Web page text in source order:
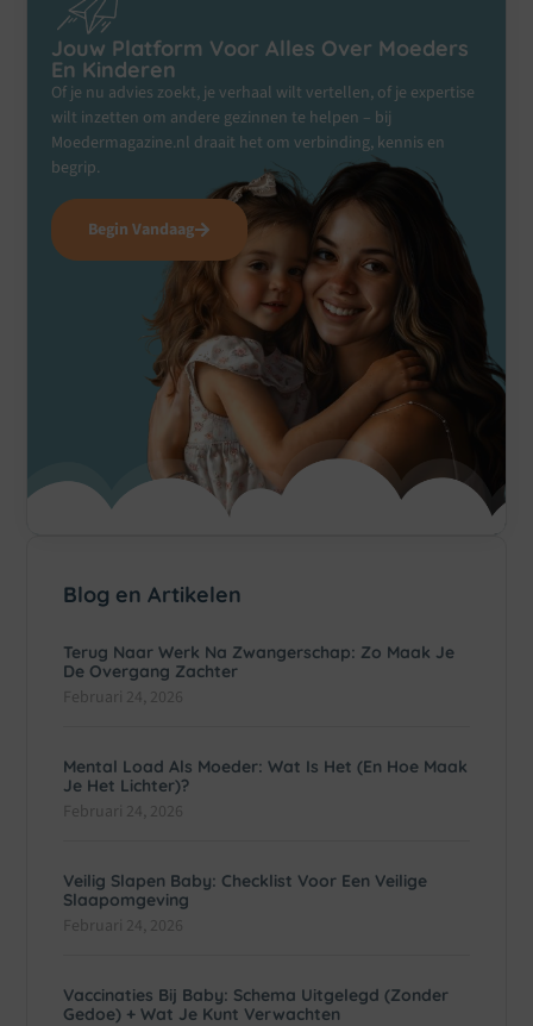
Blog en Artikelen
Terug Naar Werk Na Zwangerschap: Zo Maak Je
De Overgang Zachter
Februari 24, 2026
Mental Load Als Moeder: Wat Is Het (en Hoe Maak
Je Het Lichter)?
Februari 24, 2026
Veilig Slapen Baby: Checklist Voor Een Veilige
Slaapomgeving
Februari 24, 2026
Vaccinaties Bij Baby: Schema Uitgelegd (zonder
Gedoe) + Wat Je Kunt Verwachten
Jouw Platform Voor Alles Over Moeders
En Kinderen
Of je nu advies zoekt, je verhaal wilt vertellen, of je expertise
wilt inzetten om andere gezinnen te helpen – bij
Moedermagazine.nl draait het om verbinding, kennis en
begrip.
Begin Vandaag